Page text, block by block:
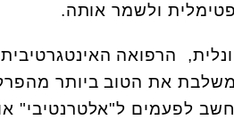
ולשמר אותה.
הרפואה
משלבת את הטוב ביותר
לפעמים ל"אלטרנטיבי"